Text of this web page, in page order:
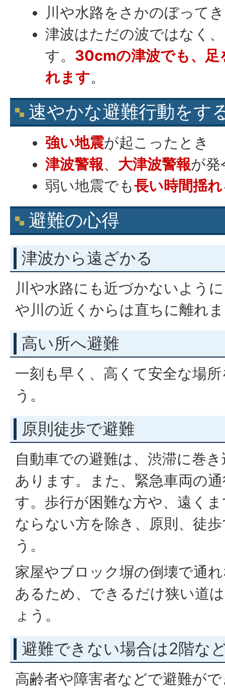
川や水路をさかのぼって
津波はただの波ではなく
す。 30cmの津波でも、足
れます。
速やかな避難行動をす
強い地震が起こったとき
津波警報、 大津波警報が発
弱い地震でも長い時間揺れ
避難の心得
津波から遠ざかる
川や水路にも近づかないよう
や川の近くからは直ちに離れ
高い所へ避難
一刻も早く、高くて安全な場
う。
原則徒歩で避難
自動車での避難は、渋滞に巻
あります。また、緊急車両の
す。歩行が困難な方や、遠く
ならない方を除き、原則、徒
う。
家屋やブロック塀の倒壊で通
あるため、できるだけ狭い道
ょう。
避難できない場合は2階な
高齢者や障害者などで避難が